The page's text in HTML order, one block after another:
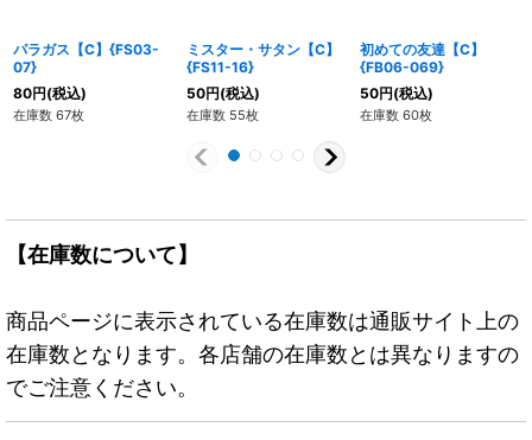
パラガス【C】{FS03-
07}
80円(税込)
在庫数 67枚
ミスター・サタン【C】
{FS11-16}
50円(税込)
在庫数 55枚
初めての友達【C】
{FB06-069}
50円(税込)
在庫数 60枚
【在庫数について】
商品ページに表示されている在庫数は通販サイト上の
在庫数となります。各店舗の在庫数とは異なりますの
でご注意ください。